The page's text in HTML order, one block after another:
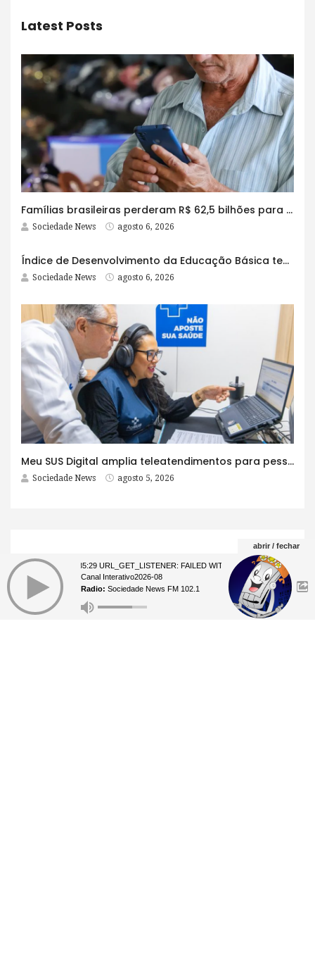
Latest Posts
Famílias brasileiras perderam R$ 62,5 bilhões para bets em 2025
Sociedade News agosto 6, 2026
Índice de Desenvolvimento da Educação Básica tem elevação em todas as etapas
Sociedade News agosto 6, 2026
Meu SUS Digital amplia teleatendimentos para pessoas com problemas com jogos e apostas
Sociedade News agosto 5, 2026
Acesse nosso Facebook
abrir / fechar
07 23:35:29 URL_GET_LISTENER: FAILED WITH ERROR: **** 07
Canal Interativo2026-08
Radio: Sociedade News FM 102.1